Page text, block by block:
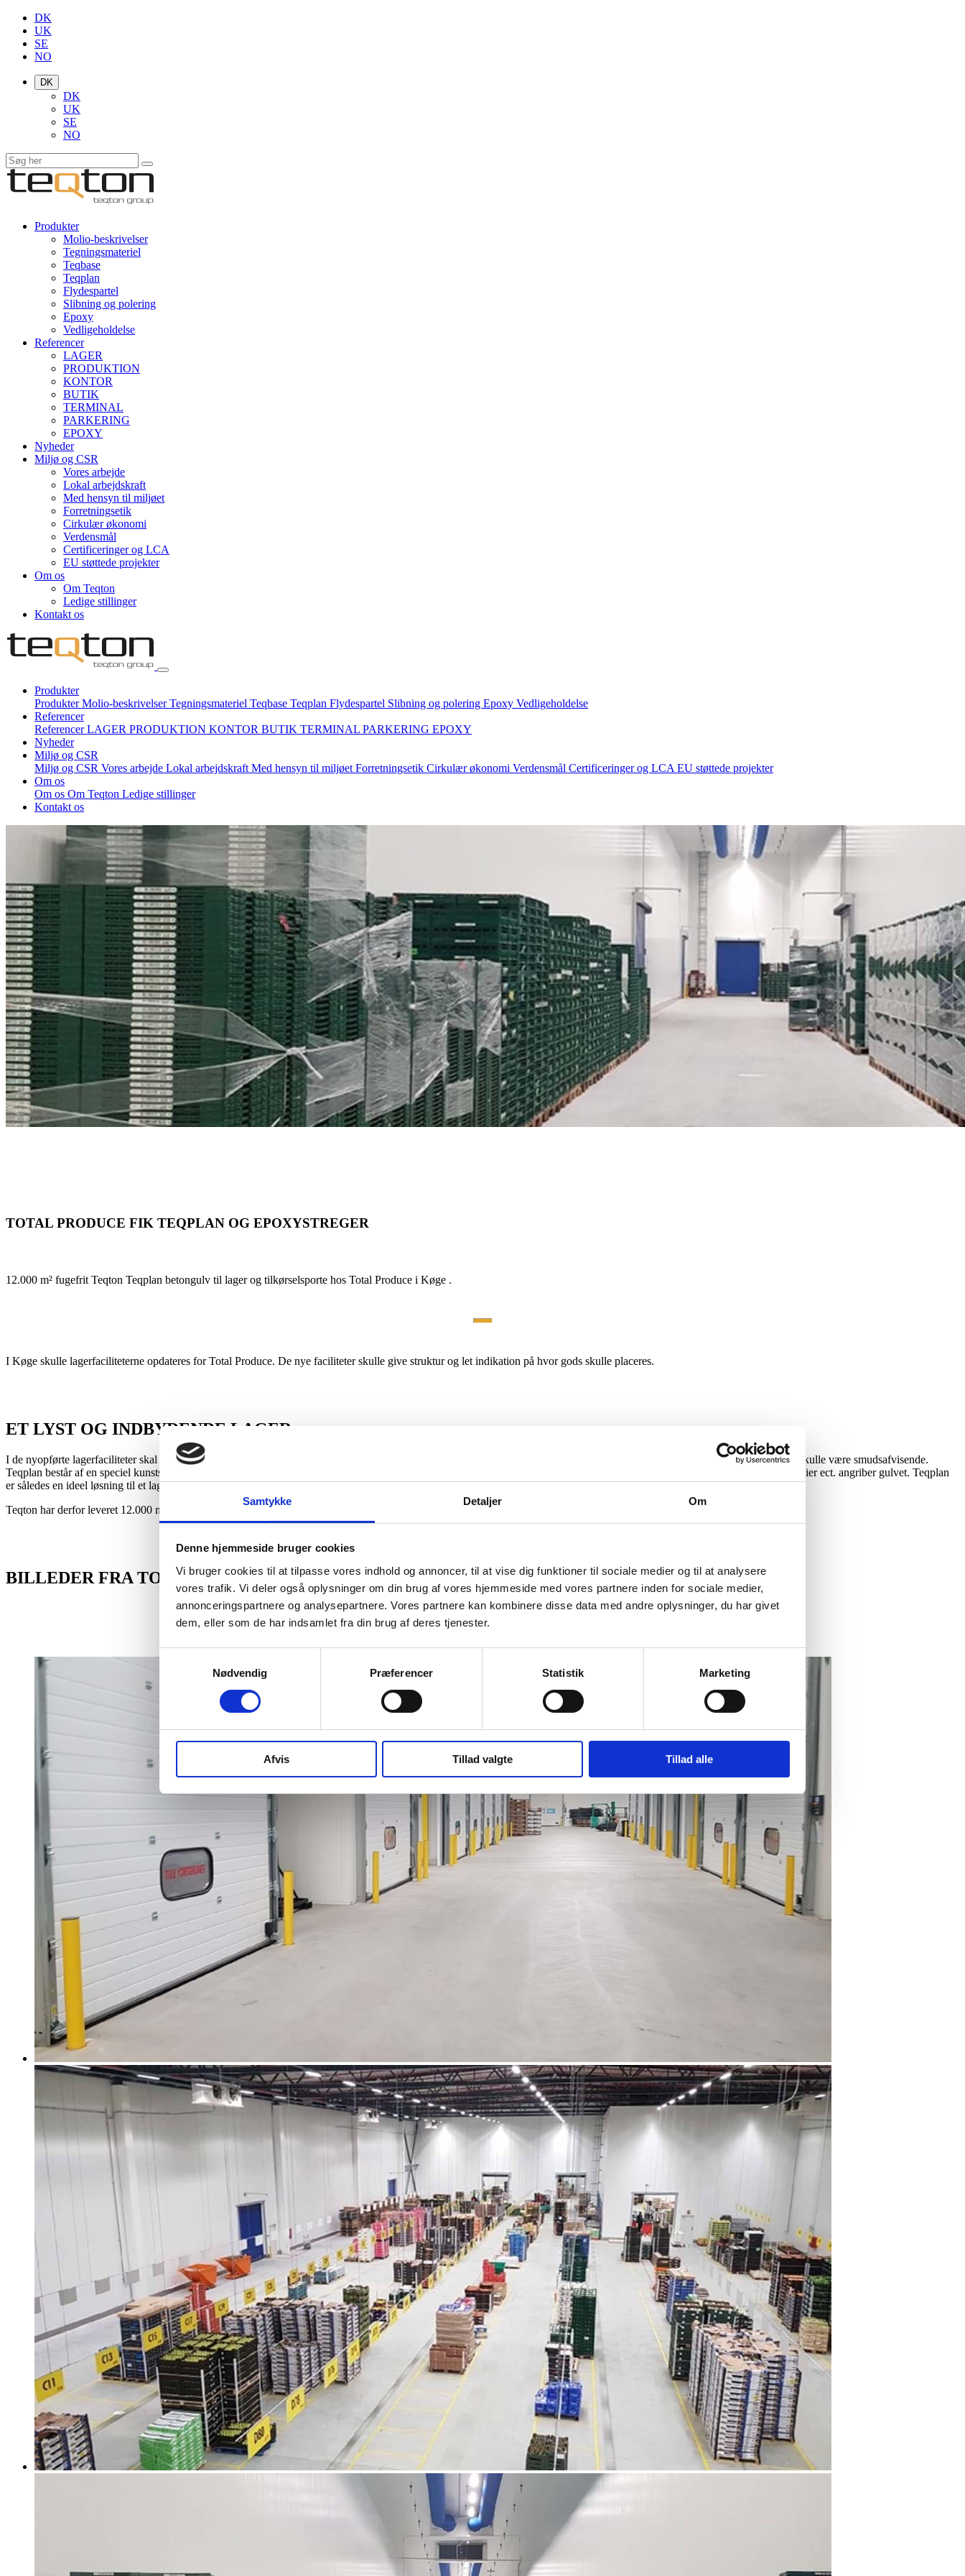
Samtykke Detaljer Om
Denne hjemmeside bruger cookies
Vi bruger cookies til at tilpasse vores indhold og annoncer, til at vise dig funktioner til sociale medier og til at analysere
vores trafik. Vi deler også oplysninger om din brug af vores hjemmeside med vores partnere inden for sociale medier,
annonceringspartnere og analysepartnere. Vores partnere kan kombinere disse data med andre oplysninger, du har givet
dem, eller som de har indsamlet fra din brug af deres tjenester.
Samtykkevalg
Nødvendig
Præferencer Statistik Marketing
Afvis Tillad valgte Tillad alle
DK
UK
SE
NO
DK
DK
UK
SE
NO
Produkter
Molio-beskrivelser
Tegningsmateriel
Teqbase
Teqplan
Flydespartel
Slibning og polering
Epoxy
Vedligeholdelse
Referencer
LAGER
PRODUKTION
KONTOR
BUTIK
TERMINAL
PARKERING
EPOXY
Nyheder
Miljø og CSR
Vores arbejde
Lokal arbejdskraft
Med hensyn til miljøet
Forretningsetik
Cirkulær økonomi
Verdensmål
Certificeringer og LCA
EU støttede projekter
Om os
Om Teqton
Ledige stillinger
Kontakt os
Produkter
ProdukterMolio-beskrivelserTegningsmateriel Teqbase Teqplan Flydespartel Slibning og polering Epoxy Vedligeholdelse
Referencer
ReferencerLAGER PRODUKTION KONTOR BUTIK TERMINAL PARKERING EPOXY
Nyheder
Miljø og CSR
Miljø og CSR Vores arbejde Lokal arbejdskraft Med hensyn til miljøet Forretningsetik Cirkulær økonomi Verdensmål Certificeringer og LCA EU støttede projekter
Om os
Om os Om Teqton Ledige stillinger
Kontakt os
TOTAL PRODUCE FIK TEQPLAN OG EPOXYSTREGER
12.000 m² fugefrit Teqton Teqplan betongulv til lager og tilkørselsporte hos Total Produce i Køge .
I Køge skulle lagerfaciliteterne opdateres for Total Produce. De nye faciliteter skulle give struktur og let indikation på hvor gods skulle placeres.
ET LYST OG INDBYDENDE LAGER
I de nyopførte lagerfaciliteter skal der kunne håndteres flere forskellige typer gods og produkter. Derfor var det vigtigt med et gulv, som var nemt at køre på samtidig med at det skulle være smudsafvisende.
Teqplan består af en speciel kunststofdispersion, udvalgte tilslagsmaterialer og cement. Dette gør Teqplan specielt velegnet overalt hvor vand, olie, brændstof, forskellige kemikalier ect. angriber gulvet. Teqplan
er således en ideel løsning til et lager som her i Køge.
Teqton har derfor leveret 12.000 m² fugefrit betongulv med epoxystreger til byggeherre - og selvfølgelig til tiden.
BILLEDER FRA TOTAL PRODUCE HER